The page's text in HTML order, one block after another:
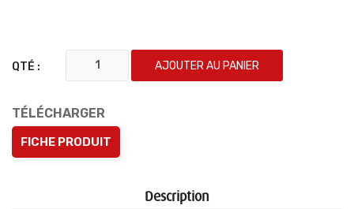
QTÉ : AJOUTER AU PANIER
TÉLÉCHARGER
FICHE PRODUIT
Description